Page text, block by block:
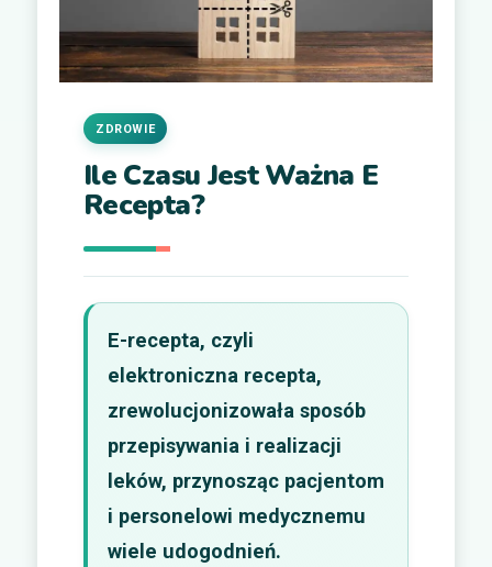
Ile Czasu Jest Ważna E
Recepta?
ZDROWIE
E-recepta, czyli
elektroniczna recepta,
zrewolucjonizowała sposób
przepisywania i realizacji
leków, przynosząc pacjentom
i personelowi medycznemu
wiele udogodnień.